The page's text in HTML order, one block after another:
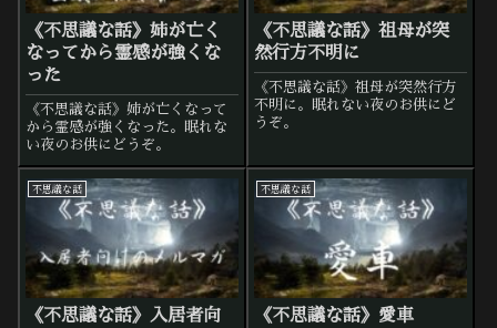
《不思議な話》姉が亡く
なってから霊感が強くな
った
《不思議な話》姉が亡くなって
から霊感が強くなった。眠れな
い夜のお供にどうぞ。
《不思議な話》祖母が突
然行方不明に
《不思議な話》祖母が突然行方
不明に。眠れない夜のお供にど
うぞ。
不思議な話
《不思議な話》入居者向
不思議な話
《不思議な話》愛車